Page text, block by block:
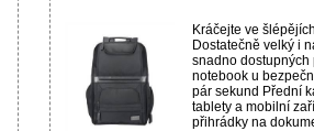
Kráčejte ve
Dostatečně velký i
snadno dostupných
notebook u
pár sekund Přední
tablety a mobilní
přihrádky na